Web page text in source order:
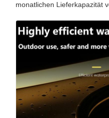
monatlichen Lieferkapazität